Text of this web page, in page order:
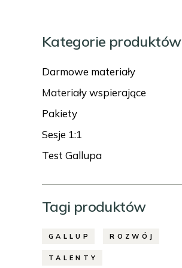
Kategorie produktów
Darmowe materiały
Materiały wspierające
Pakiety
Sesje 1:1
Test Gallupa
Tagi produktów
GALLUP ROZWÓJ
TALENTY